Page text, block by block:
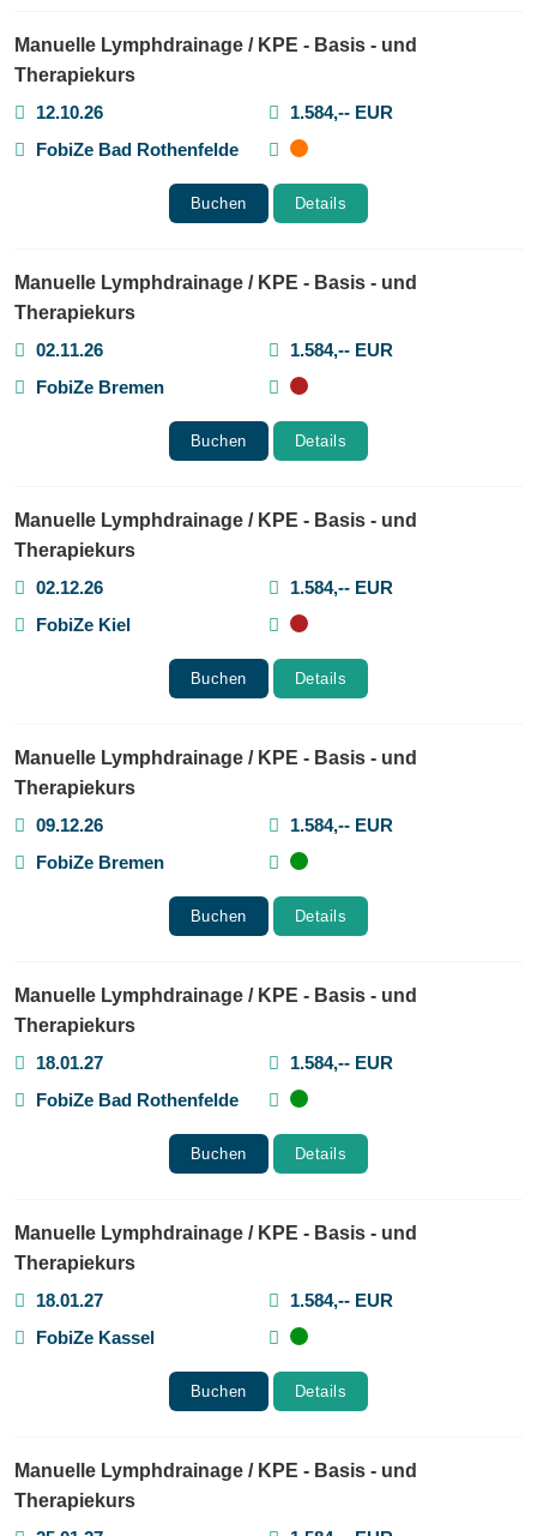
Manuelle Lymphdrainage / KPE - Basis - und
Therapiekurs
12.10.26
1.584,-- EUR
FobiZe Bad Rothenfelde
Buchen Details
Manuelle Lymphdrainage / KPE - Basis - und
Therapiekurs
02.11.26
1.584,-- EUR
FobiZe Bremen
Buchen Details
Manuelle Lymphdrainage / KPE - Basis - und
Therapiekurs
02.12.26
1.584,-- EUR
FobiZe Kiel
Buchen Details
Manuelle Lymphdrainage / KPE - Basis - und
Therapiekurs
09.12.26
1.584,-- EUR
FobiZe Bremen
Buchen Details
Manuelle Lymphdrainage / KPE - Basis - und
Therapiekurs
18.01.27
1.584,-- EUR
FobiZe Bad Rothenfelde
Buchen Details
Manuelle Lymphdrainage / KPE - Basis - und
Therapiekurs
18.01.27
1.584,-- EUR
FobiZe Kassel
Buchen Details
Manuelle Lymphdrainage / KPE - Basis - und
Therapiekurs